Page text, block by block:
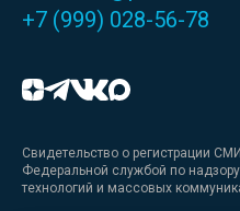
+7 (999) 028-56-78
Свидетельство о регистрации
Федеральной службой по
технологий и массовых